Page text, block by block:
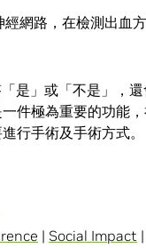
網路，在檢測出血
是」或「不是」，
件極為重要的功能
行手術及手術方式。
| Social Impact |